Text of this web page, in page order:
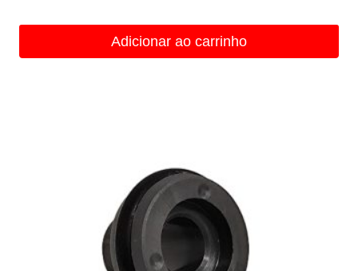
é:
Adicionar ao carrinho